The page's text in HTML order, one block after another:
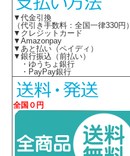
▼代金引換
（代引き手数料：全国一律330円）
▼クレジットカード
▼Amazonpay
▼あと払い（ペイディ）
▼銀行振込（前払い）
・ゆうちょ銀行
・PayPay銀行
全国０円